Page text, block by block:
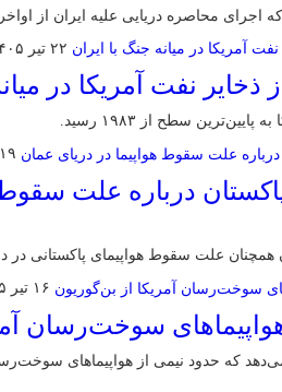
اجرای محاصره دریایی علیه ایران از
۲۲ تیر ۱۴۰۵
ذخایر نفت آمریکا در
سطح از ۱۹۸۳ رسید.
۱۹ تیر ۱۴۰۵
درباره علت سقوط
همچنان علت سقوط هواپیمای پاکستانی
۱۶ تیر ۱۴۰۵
سوخت‌رسان
که حدود نیمی از هواپیماهای